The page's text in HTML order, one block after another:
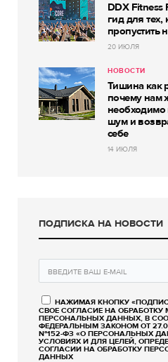
DDX Fitness
гид для тех,
пропустить
20 ИЮЛЯ
НОВОСТИ
Тишина как
почему нам
шум и
себе
14 ИЮЛЯ
ПОДПИСКА НА НОВОСТИ
НАЖИМАЯ КНОПКУ
СВОЕ СОГЛАСИЕ НА ОБРАБОТКУ
ПЕРСОНАЛЬНЫХ ДАННЫХ, В
ФЕДЕРАЛЬНЫМ ЗАКОНОМ ОТ
№152-ФЗ «О ПЕРСОНАЛЬНЫХ
УСЛОВИЯХ И ДЛЯ ЦЕЛЕЙ,
СОГЛАСИИ НА ОБРАБОТКУ
ДАННЫХ